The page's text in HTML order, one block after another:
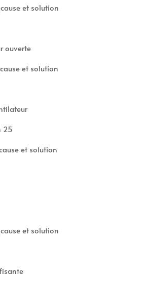
et solution
ouverte
et solution
25
et solution
et solution